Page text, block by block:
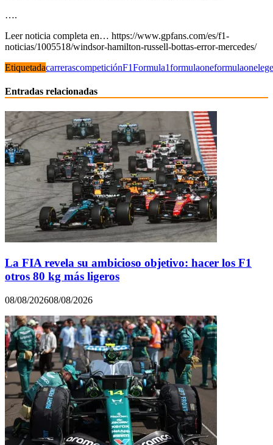
….
Leer noticia completa en… https://www.gpfans.com/es/f1-
noticias/1005518/windsor-hamilton-russell-bottas-error-mercedes/
EtiquetadacarrerascompeticiónF1Formula1formulaone
Entradas relacionadas
La FIA revela su ambicioso objetivo: hacer los F1
otros 80 kg más ligeros
08/08/202608/08/2026